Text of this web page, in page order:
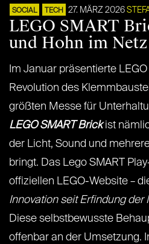
SOCIAL TECH 27. MÄRZ 2026
LEGO SMART
und Hohn im Netz
Im Januar präsentierte
Revolution des
größten Messe für
LEGO SMART Brickist
der Licht, Sound und
bringt. Das Lego SMART
offiziellen LEGO-Website –
Innovation seit Erfindung der
Diese selbstbewusste
offenbar an der Umsetzung.